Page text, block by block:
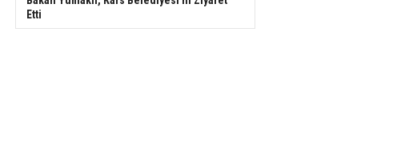
Etti